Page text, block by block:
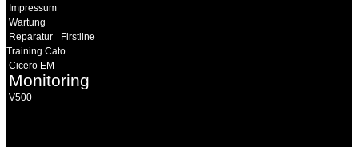
Impressum
Wartung
Reparatur
Firstline
Training Cato
Cicero EM
Monitoring
V500